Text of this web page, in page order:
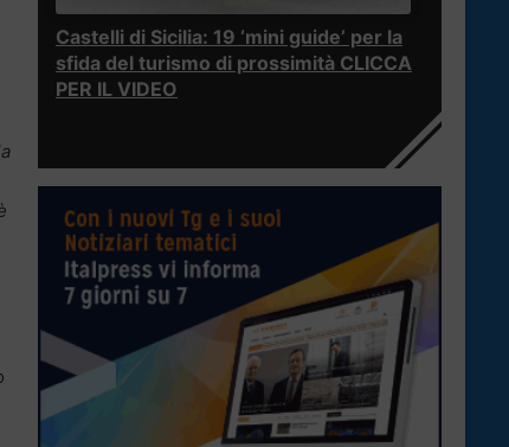
Castelli di Sicilia: 19 ‘mini guide’ per la
sfida del turismo di prossimità CLICCA
PER IL VIDEO